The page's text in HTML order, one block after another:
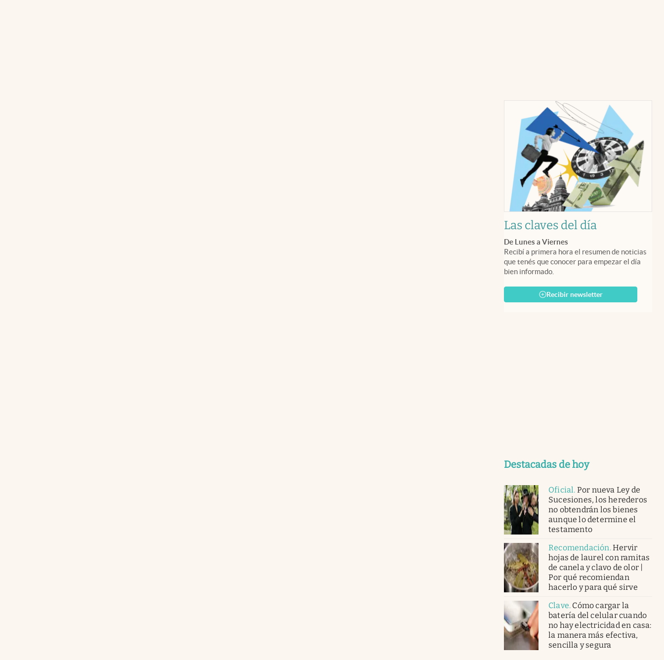
Las claves del día
De Lunes a Viernes
Recibí a primera hora el resumen de noticias
que tenés que conocer para empezar el día
bien informado.
Recibir newsletter
Destacadas de hoy
Oficial. Por nueva Ley de
Sucesiones, los herederos
no obtendrán los bienes
aunque lo determine el
testamento
Recomendación.Hervir
hojas de laurel con ramitas
de canela y clavo de olor |
Por qué recomiendan
hacerlo y para qué sirve
Clave. Cómo cargar la
batería del celular cuando
no hay electricidad en casa:
la manera más efectiva,
sencilla y segura